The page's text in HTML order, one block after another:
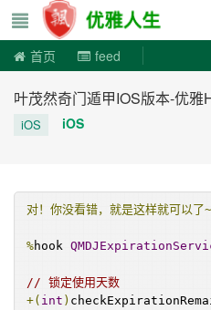
首页 feed
叶茂然奇门遁甲IOS版本-优雅
iOS iOS
对！你没看错，就是这样就可以了
%hook
// 锁定使用天数
+( int )